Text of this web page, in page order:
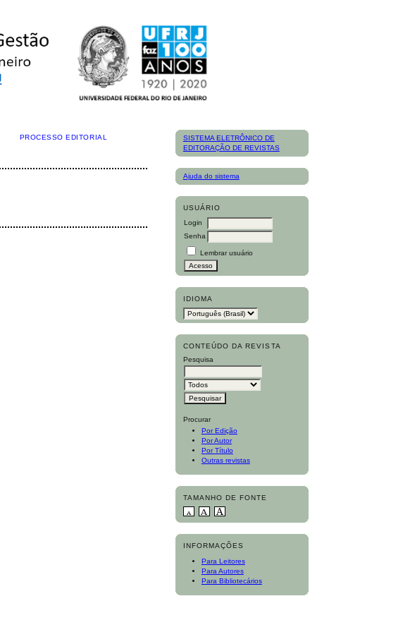
SISTEMA ELETRÔNICO DE
EDITORAÇÃO DE REVISTAS
Ajuda do sistema
USUÁRIO
Login
Senha
Lembrar usuário
IDIOMA
CONTEÚDO DA REVISTA
Pesquisa
Procurar
Por Edição
Por Autor
Por Título
Outras revistas
TAMANHO DE FONTE
INFORMAÇÕES
Para Leitores
Para Autores
Para Bibliotecários
PROCESSO EDITORIAL